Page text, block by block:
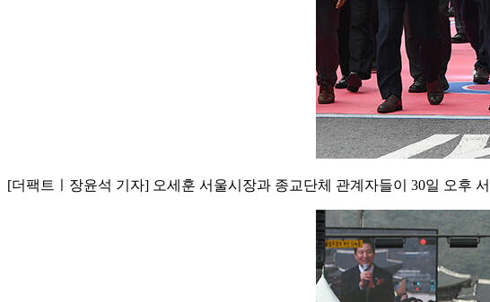
[더팩트ㅣ장윤석 기자] 오세훈 서울시장과 종교단체 관계자들이 30일 오후